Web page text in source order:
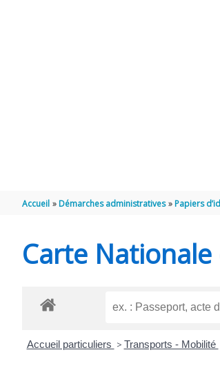
Accueil Démarches administratives Papiers
Carte Nationale
Accueil particuliers > Transports - Mobilité